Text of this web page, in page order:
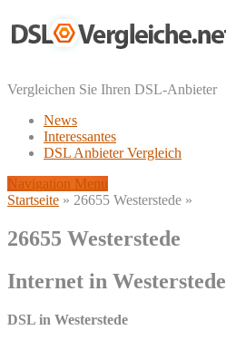
Vergleichen Sie Ihren DSL-Anbieter
News
Interessantes
DSL Anbieter Vergleich
Navigation Menu
Startseite » 26655 Westerstede »
26655 Westerstede
Internet in Westerstede
DSL in Westerstede